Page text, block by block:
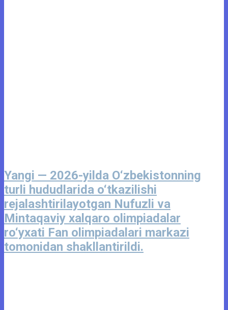
Yangi — 2026-yilda O‘zbekistonning
turli hududlarida o‘tkazilishi
rejalashtirilayotgan Nufuzli va
Mintaqaviy xalqaro olimpiadalar
ro‘yxati Fan olimpiadalari markazi
tomonidan shakllantirildi.